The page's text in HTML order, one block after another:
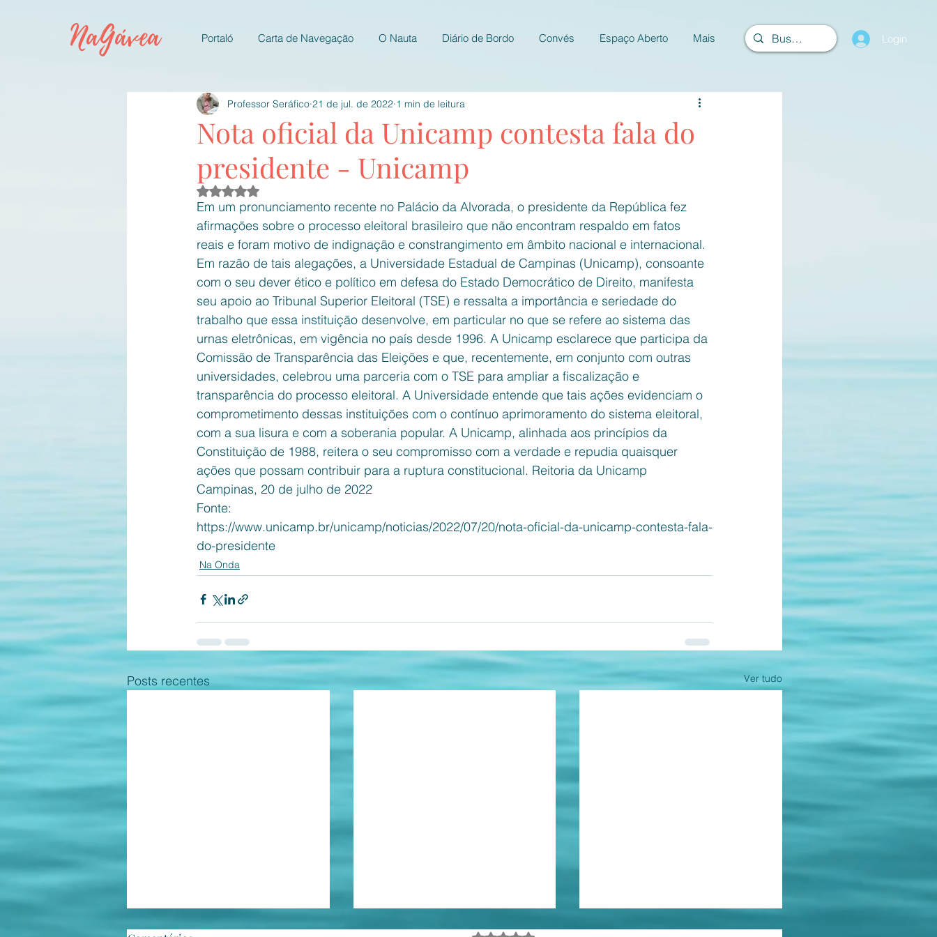
NaGávea Portaló Carta de Navegação O Nauta Diário de Bordo Convés Espaço Aberto Mais Login
Nota oficial da Unicamp contesta fala do
presidente - Unicamp
Professor Seráfico 21 de jul. de 2022 1 min de leitura
Avaliado com NaN de 5 estrelas.
Em um pronunciamento recente no Palácio da Alvorada, o presidente da República fez
afirmações sobre o processo eleitoral brasileiro que não encontram respaldo em fatos
reais e foram motivo de indignação e constrangimento em âmbito nacional e internacional.
Em razão de tais alegações, a Universidade Estadual de Campinas (Unicamp), consoante
com o seu dever ético e político em defesa do Estado Democrático de Direito, manifesta
seu apoio ao Tribunal Superior Eleitoral (TSE) e ressalta a importância e seriedade do
trabalho que essa instituição desenvolve, em particular no que se refere ao sistema das
urnas eletrônicas, em vigência no país desde 1996. A Unicamp esclarece que participa da
Comissão de Transparência das Eleições e que, recentemente, em conjunto com outras
universidades, celebrou uma parceria com o TSE para ampliar a fiscalização e
transparência do processo eleitoral. A Universidade entende que tais ações evidenciam o
comprometimento dessas instituições com o contínuo aprimoramento do sistema eleitoral,
com a sua lisura e com a soberania popular. A Unicamp, alinhada aos princípios da
Constituição de 1988, reitera o seu compromisso com a verdade e repudia quaisquer
ações que possam contribuir para a ruptura constitucional. Reitoria da Unicamp
Campinas, 20 de julho de 2022
Fonte:
https://www.unicamp.br/unicamp/noticias/2022/07/20/nota-oficial-da-unicamp-contesta-fala-
do-presidente
Na Onda
Posts recentes Ver tudo
Haja choro!... Haja choro!... Traições e alianças cruzadas